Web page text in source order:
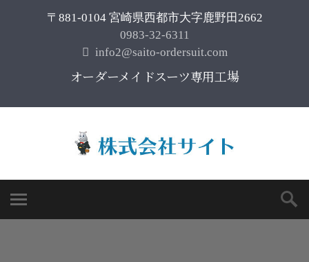
〒881-0104 宮崎県西都市大字鹿野田2662
0983-32-6311
info2@saito-ordersuit.com
オーダーメイドスーツ専用工場